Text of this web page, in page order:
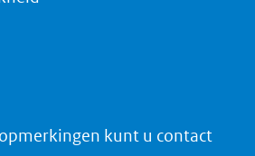
kunt u contact